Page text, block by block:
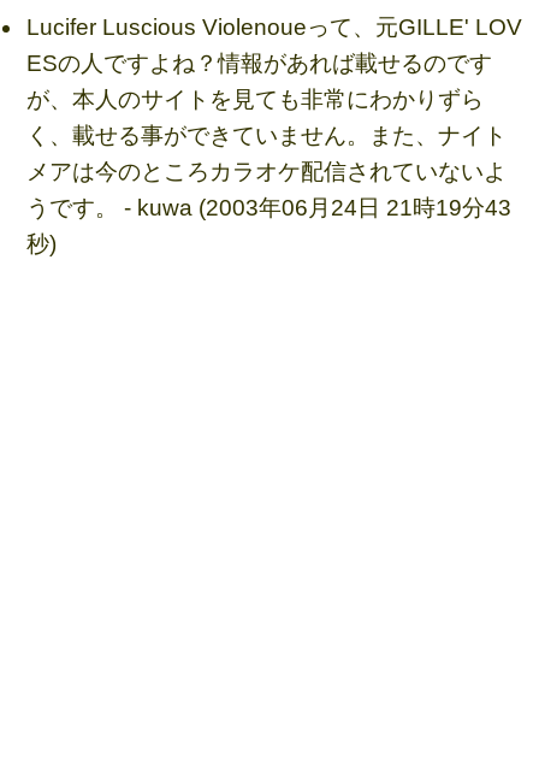
Lucifer Luscious Violenoueって、元GILLE' LOV
ESの人ですよね？情報があれば載せるのです
が、本人のサイトを見ても非常にわかりずら
く、載せる事ができていません。また、ナイト
メアは今のところカラオケ配信されていないよ
うです。 - kuwa (2003年06月24日 21時19分43
秒)